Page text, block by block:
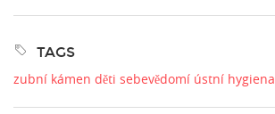
TAGS
zubní kámen děti sebevědomí ústní hygiena